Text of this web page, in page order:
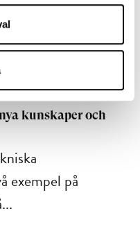
kunskaper och
exempel på